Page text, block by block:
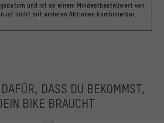
und ist ab einem Mindestbestellwert von
ist nicht mit anderen Aktionen kombinierbar.
DASS DU BEKOMMST,
BIKE BRAUCHT